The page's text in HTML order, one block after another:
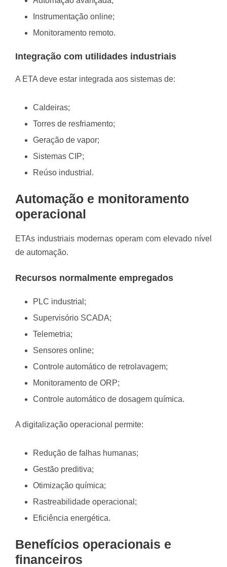
Instrumentação online;
Monitoramento remoto.
Integração com utilidades industriais
A ETA deve estar integrada aos sistemas de:
Caldeiras;
Torres de resfriamento;
Geração de vapor;
Sistemas CIP;
Reúso industrial.
Automação e monitoramento
operacional
ETAs industriais modernas operam com elevado nível
de automação.
Recursos normalmente empregados
PLC industrial;
Supervisório SCADA;
Telemetria;
Sensores online;
Controle automático de retrolavagem;
Monitoramento de ORP;
Controle automático de dosagem química.
A digitalização operacional permite:
Redução de falhas humanas;
Gestão preditiva;
Otimização química;
Rastreabilidade operacional;
Eficiência energética.
Benefícios operacionais e
financeiros